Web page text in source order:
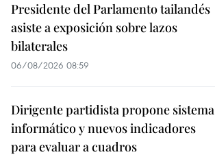
Presidente del Parlamento tailandés
asiste a exposición sobre lazos
bilaterales
06/08/2026 08:59
Dirigente partidista propone sistema
informático y nuevos indicadores
para evaluar a cuadros